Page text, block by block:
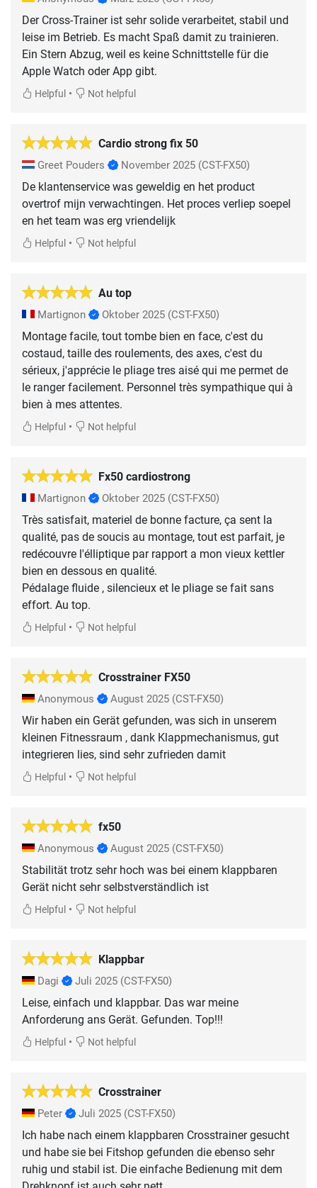
Der Cross-Trainer ist sehr solide verarbeitet, stabil und
leise im Betrieb. Es macht Spaß damit zu trainieren.
Ein Stern Abzug, weil es keine Schnittstelle für die
Apple Watch oder App gibt.
Helpful • Not helpful
Cardio strong fix 50
Greet Pouders November 2025 (CST-FX50)
De klantenservice was geweldig en het product
overtrof mijn verwachtingen. Het proces verliep soepel
en het team was erg vriendelijk
Helpful • Not helpful
Au top
Martignon Oktober 2025 (CST-FX50)
Montage facile, tout tombe bien en face, c'est du
costaud, taille des roulements, des axes, c'est du
sérieux, j'apprécie le pliage tres aisé qui me permet de
le ranger facilement. Personnel très sympathique qui à
bien à mes attentes.
Helpful • Not helpful
Fx50 cardiostrong
Martignon Oktober 2025 (CST-FX50)
Très satisfait, materiel de bonne facture, ça sent la
qualité, pas de soucis au montage, tout est parfait, je
redécouvre l'élliptique par rapport a mon vieux kettler
bien en dessous en qualité.
Pédalage fluide , silencieux et le pliage se fait sans
effort. Au top.
Helpful • Not helpful
Crosstrainer FX50
Anonymous August 2025 (CST-FX50)
Wir haben ein Gerät gefunden, was sich in unserem
kleinen Fitnessraum , dank Klappmechanismus, gut
integrieren lies, sind sehr zufrieden damit
Helpful • Not helpful
fx50
Anonymous August 2025 (CST-FX50)
Stabilität trotz sehr hoch was bei einem klappbaren
Gerät nicht sehr selbstverständlich ist
Helpful • Not helpful
Klappbar
Dagi Juli 2025 (CST-FX50)
Leise, einfach und klappbar. Das war meine
Anforderung ans Gerät. Gefunden. Top!!!
Helpful • Not helpful
Crosstrainer
Peter Juli 2025 (CST-FX50)
Ich habe nach einem klappbaren Crosstrainer gesucht
und habe sie bei Fitshop gefunden die ebenso sehr
ruhig und stabil ist. Die einfache Bedienung mit dem